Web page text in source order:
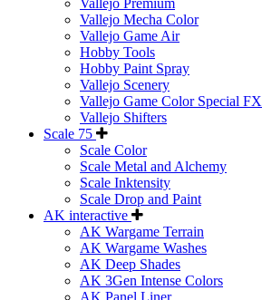
Vallejo Premium
Vallejo Mecha Color
Vallejo Game Air
Hobby Tools
Hobby Paint Spray
Vallejo Scenery
Vallejo Game Color Special FX
Vallejo Shifters
Scale 75
Scale Color
Scale Metal and Alchemy
Scale Inktensity
Scale Drop and Paint
AK interactive
AK Wargame Terrain
AK Wargame Washes
AK Deep Shades
AK 3Gen Intense Colors
AK Panel Liner